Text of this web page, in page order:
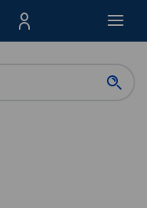
Produktów,